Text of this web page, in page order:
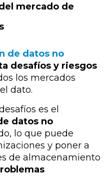
mercado de
de datos no
desafíos y riesgos
los mercados
dato.
es el
datos no
lo que puede
y poner a
de almacenamiento